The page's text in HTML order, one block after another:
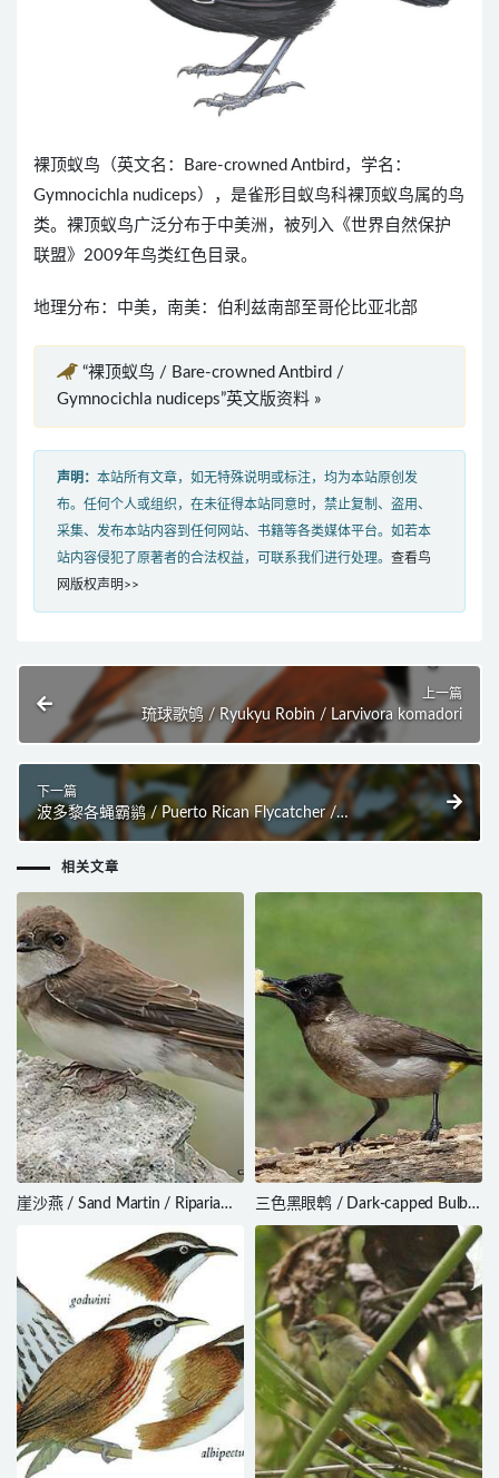
裸顶蚁鸟（英文名：Bare-crowned Antbird，学名：
Gymnocichla nudiceps），是雀形目蚁鸟科裸顶蚁鸟属的鸟
类。裸顶蚁鸟广泛分布于中美洲，被列入《世界自然保护
联盟》2009年鸟类红色目录。
地理分布：中美，南美：伯利兹南部至哥伦比亚北部
“裸顶蚁鸟 / Bare-crowned Antbird /
Gymnocichla nudiceps”英文版资料 »
声明： 本站所有文章，如无特殊说明或标注，均为本站原创发
布。任何个人或组织，在未征得本站同意时，禁止复制、盗用、
采集、发布本站内容到任何网站、书籍等各类媒体平台。如若本
站内容侵犯了原著者的合法权益，可联系我们进行处理。 查看鸟
网版权声明>>
上一篇
琉球歌鸲 / Ryukyu Robin / Larvivora komadori
下一篇
波多黎各蝇霸鹟 / Puerto Rican Flycatcher /
Myiarchus antillarum
相关文章
崖沙燕 / Sand Martin / Riparia
三色黑眼鹎 / Dark-capped Bulbul
/ Pycnonotus tricolor